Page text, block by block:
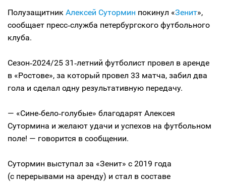
Полузащитник Алексей Сутормин покинул «Зенит»,
сообщает пресс‑служба петербургского футбольного
клуба.
Сезон‑2024/25 31‑летний футболист провел в аренде
в «Ростове», за который провел 33 матча, забил два
гола и сделал одну результативную передачу.
— «Сине‑бело‑голубые» благодарят Алексея
Сутормина и желают удачи и успехов на футбольном
поле! — говорится в сообщении.
Сутормин выступал за «Зенит» с 2019 года
(с перерывами на аренду) и стал в составе